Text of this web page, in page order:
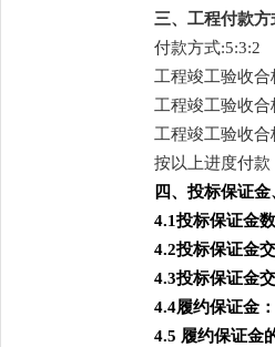
三、工程付款方
付款方式:5:3:2
工程竣工验收
工程竣工验收
工程竣工验收
按以上进度付款
四、投标保证
4.1投标保证金
4.2投标保证金
4.3投标保证金
4.4履约保证金
4.5 履约保证金